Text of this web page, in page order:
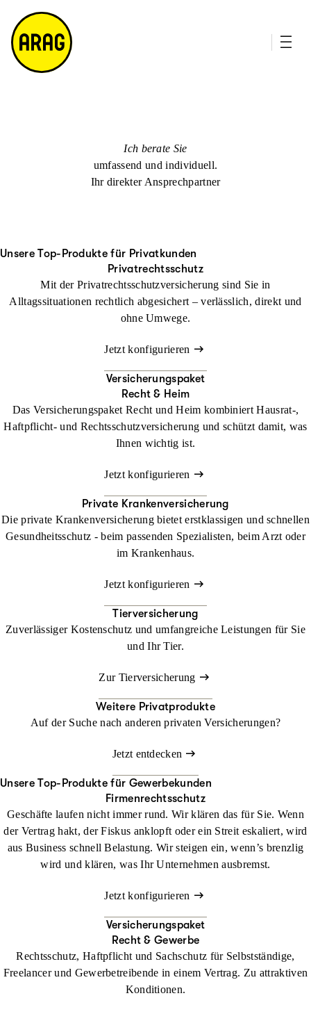
m
a
p
Ich berate Sie
umfassend und individuell.
Ihr direkter Ansprechpartner
Unsere Top-Produkte für Privatkunden
Privatrechtsschutz
Mit der Privatrechtsschutzversicherung sind Sie in
Alltagssituationen rechtlich abgesichert – verlässlich, direkt und
ohne Umwege.
Jetzt konfigurieren
Versicherungspaket
Recht & Heim
Das Versicherungspaket Recht und Heim kombiniert Hausrat-,
Haftpflicht- und Rechtsschutzversicherung und schützt damit, was
Ihnen wichtig ist.
Jetzt konfigurieren
Private Krankenversicherung
Die private Krankenversicherung bietet erstklassigen und schnellen
Gesundheitsschutz - beim passenden Spezialisten, beim Arzt oder
im Krankenhaus.
Jetzt konfigurieren
Tierversicherung
Zuverlässiger Kostenschutz und umfangreiche Leistungen für Sie
und Ihr Tier.
Zur Tierversicherung
Weitere Privatprodukte
Auf der Suche nach anderen privaten Versicherungen?
Jetzt entdecken
Unsere Top-Produkte für Gewerbekunden
Firmenrechtsschutz
Geschäfte laufen nicht immer rund. Wir klären das für Sie. Wenn
der Vertrag hakt, der Fiskus anklopft oder ein Streit eskaliert, wird
aus Business schnell Belastung. Wir steigen ein, wenn’s brenzlig
wird und klären, was Ihr Unternehmen ausbremst.
Jetzt konfigurieren
Versicherungspaket
Recht & Gewerbe
Rechtsschutz, Haftpflicht und Sachschutz für Selbstständige,
Freelancer und Gewerbetreibende in einem Vertrag. Zu attraktiven
Konditionen.